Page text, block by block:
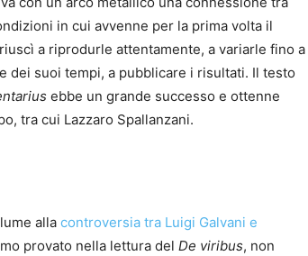
in cui avvenne per la prima volta il
a riprodurle attentamente, a variarle fino a
dei suoi tempi, a pubblicare i risultati. Il testo
ebbe un grande successo e ottenne
tra cui Lazzaro Spallanzani.
alla controversia tra Luigi Galvani e
provato nella lettura del De viribus, non